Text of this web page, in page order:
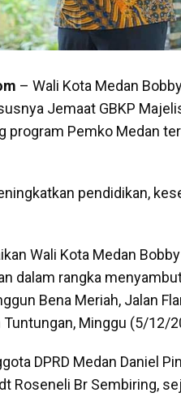
– Wali Kota Medan
Jemaat GBKP
program Pemko Medan
pendidikan,
Wali Kota Medan
dalam rangka
Bena Meriah, Jalan
Minggu (5/12/
DPRD Medan Daniel
Roseneli Br Sembiring,